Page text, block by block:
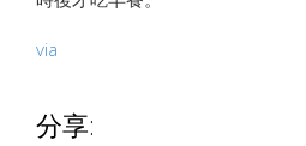
via
分享: